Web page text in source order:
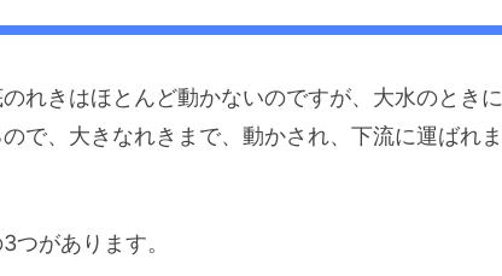
れきはほとんど動かないのですが、大水のときに
で、大きなれきまで、動かされ、下流に運ばれま
つがあります。